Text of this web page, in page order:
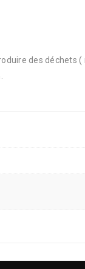
des déchets (